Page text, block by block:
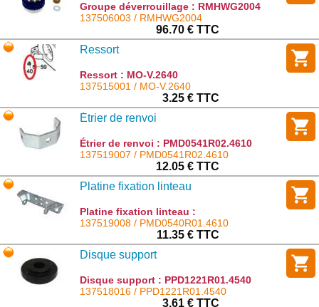
Groupe déverrouillage : RMHWG2004
137506003 / RMHWG2004
96.70 € TTC
Ressort
Ressort : MO-V.2640
137515001 / MO-V.2640
3.25 € TTC
Étrier de renvoi
Étrier de renvoi : PMD0541R02.4610
137519007 / PMD0541R02.4610
12.05 € TTC
Platine fixation linteau
Platine fixation linteau :
PMD0540R01.4610
137519008 / PMD0540R01.4610
11.35 € TTC
Disque support
Disque support : PPD1221R01.4540
137518016 / PPD1221R01.4540
3.61 € TTC